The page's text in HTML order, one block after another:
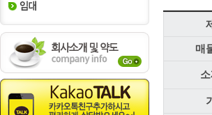
매
소